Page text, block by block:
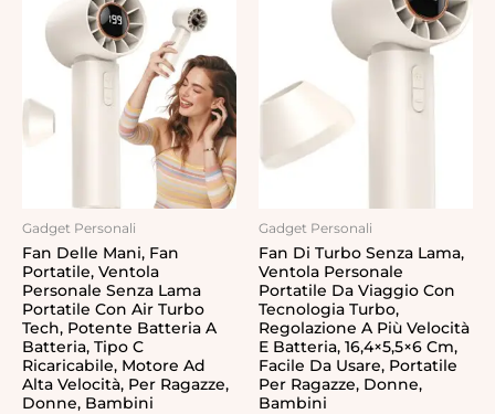
Gadget Personali
Fan Delle Mani, Fan
Portatile, Ventola
Personale Senza Lama
Portatile Con Air Turbo
Tech, Potente Batteria A
Batteria, Tipo C
Ricaricabile, Motore Ad
Alta Velocità, Per Ragazze,
Donne, Bambini
Gadget Personali
Fan Di Turbo Senza Lama,
Ventola Personale
Portatile Da Viaggio Con
Tecnologia Turbo,
Regolazione A Più Velocità
E Batteria, 16,4×5,5×6 Cm,
Facile Da Usare, Portatile
Per Ragazze, Donne,
Bambini